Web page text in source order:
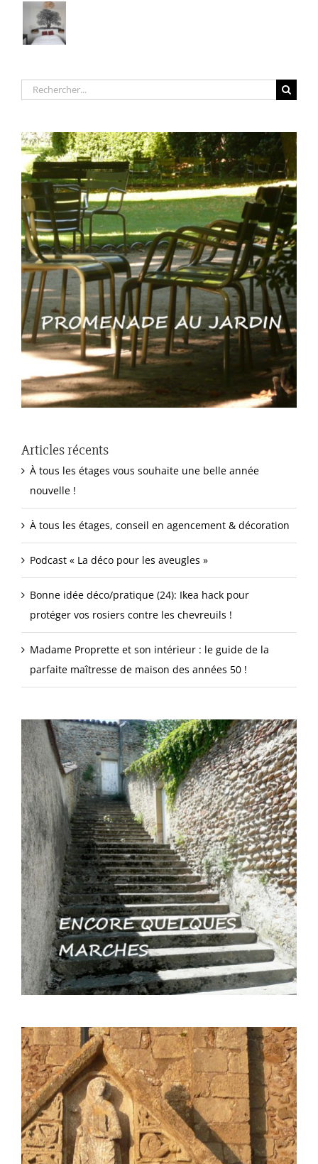
Rechercher:
Articles récents
À tous les étages vous souhaite une belle année
nouvelle !
À tous les étages, conseil en agencement & décoration
Podcast « La déco pour les aveugles »
Bonne idée déco/pratique (24): Ikea hack pour
protéger vos rosiers contre les chevreuils !
Madame Proprette et son intérieur : le guide de la
parfaite maîtresse de maison des années 50 !